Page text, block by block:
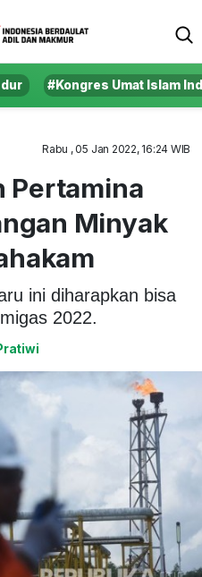
#Kongres Umat Islam
Rabu , 05 Jan 2022, 16:24 WIB
Pertamina
Minyak
ini diharapkan bisa
2022.